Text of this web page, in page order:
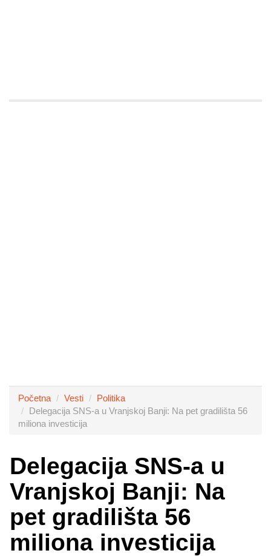
Početna Vesti
Politika
Delegacija SNS-a u Vranjskoj Banji: Na pet gradilišta 56
miliona investicija
Delegacija SNS-a u
Vranjskoj Banji: Na
pet gradilišta 56
miliona investicija